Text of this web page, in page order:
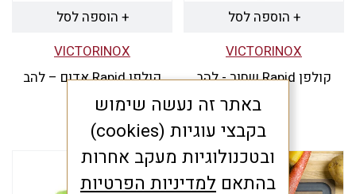
+ הוספה לסל
VICTORINOX
קולפן Rapid שחור - להב
+ הוספה לסל
VICTORINOX
קולפן Rapid אדום – להב
33
באתר זה נעשה שימוש
בקבצי עוגיות (cookies)
ובטכנולוגיות מעקב אחרות
בהתאם למדיניות הפרטיות